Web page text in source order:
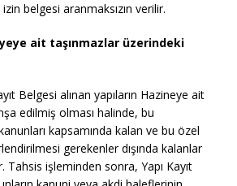
belgesi aranmaksızın verilir.
ait taşınmazlar üzerindeki
Belgesi alınan yapıların Hazineye ait
edilmiş olması halinde, bu
kapsamında kalan ve bu özel
gerekenler dışında kalanlar
Tahsis işleminden sonra, Yapı Kayıt